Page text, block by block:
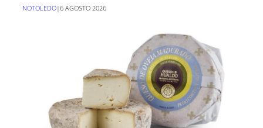
NOTOLEDO|6 AGOSTO 2026